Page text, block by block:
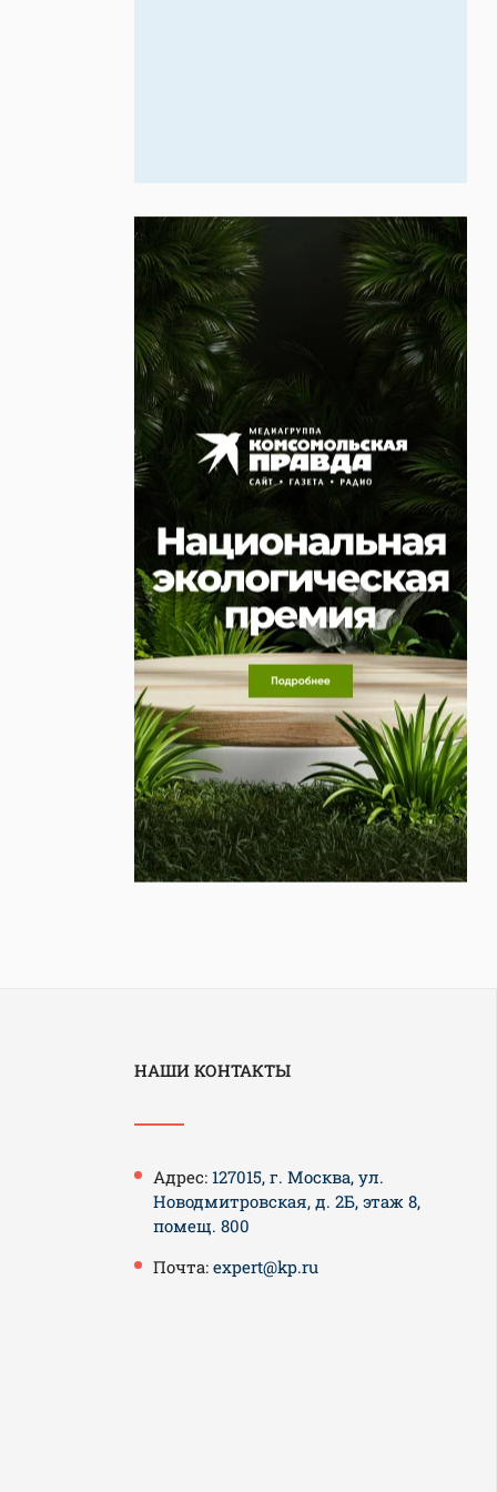
НАШИ КОНТАКТЫ
Адрес: 127015, г. Москва, ул.
Новодмитровская, д. 2Б, этаж 8,
помещ. 800
Почта: expert@kp.ru